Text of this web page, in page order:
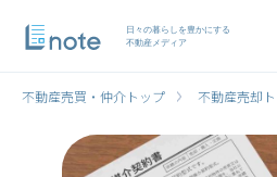
日々の暮らしを豊かにする
不動産メディア
不動産売買・仲介トップ 不動産売却